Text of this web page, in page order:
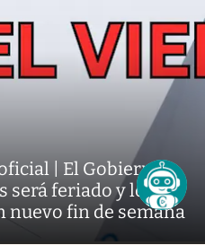
| El Gobierno
será feriado y los
nuevo fin de semana